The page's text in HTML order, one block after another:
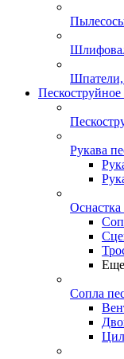
Шпатели,
Рукава
Оснастка
Еще
Сопла